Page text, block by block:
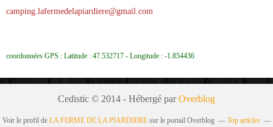
camping.lafermedelapiardiere@gmail.com
coordonnées GPS : Latitude : 47.532717 - Longitude : -1.854436
Cedistic © 2014 - Hébergé parOverblog
Voir le profil de LA FERME DE LA PIARDIEREsur le portail Overblog Top articles